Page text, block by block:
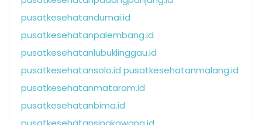
pusatkesehatandumai.id
pusatkesehatanpalembang.id
pusatkesehatanlubuklinggau.id
pusatkesehatansolo.id pusatkesehatanmalang.id
pusatkesehatanmataram.id
pusatkesehatanbima.id